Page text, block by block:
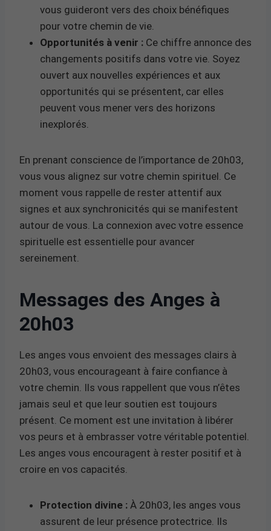
vous guideront vers des choix bénéfiques
pour votre chemin de vie.
Opportunités à venir : Ce chiffre annonce des
changements positifs dans votre vie. Soyez
ouvert aux nouvelles expériences et aux
opportunités qui se présentent, car elles
peuvent vous mener vers des horizons
inexplorés.
En prenant conscience de l’importance de 20h03,
vous vous alignez sur votre chemin spirituel. Ce
moment vous rappelle de rester attentif aux
signes et aux synchronicités qui se manifestent
autour de vous. La connexion avec votre essence
spirituelle est essentielle pour avancer
sereinement.
Messages des Anges à
20h03
Les anges vous envoient des messages clairs à
20h03, vous encourageant à faire confiance à
votre chemin. Ils vous rappellent que vous n’êtes
jamais seul et que leur soutien est toujours
présent. Ce moment est une invitation à libérer
vos peurs et à embrasser votre véritable potentiel.
Les anges vous encouragent à rester positif et à
croire en vos capacités.
Protection divine : À 20h03, les anges vous
assurent de leur présence protectrice. Ils